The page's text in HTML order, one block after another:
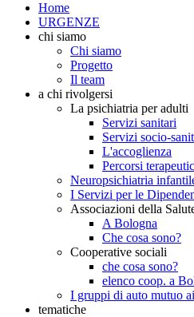
Home
URGENZE
chi siamo
Chi siamo
Progetto
Il team
a chi rivolgersi
La psichiatria per adulti
Servizi sanitari
Servizi socio-
L'accoglienza
Percorsi
Neuropsichiatria
I Servizi per le
Associazioni della
A Bologna
Che cosa sono?
Cooperative sociali
che cosa sono?
elenco coop. a
I gruppi di auto mutuo
tematiche